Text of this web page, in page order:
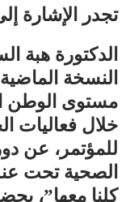
تجدر الإشارة
الدكتورة هبة
النسخة
مستوى الوطن
خلال فعاليات
للمؤتمر، عن
الصحية تحت
كلنا معها”،